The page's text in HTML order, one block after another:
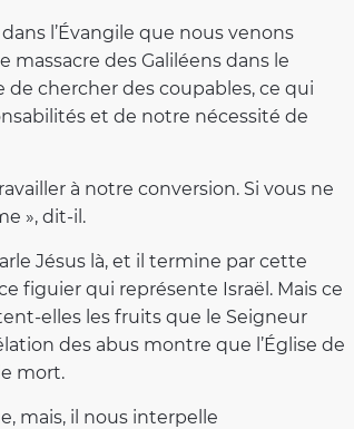
l’Évangile que nous venons
massacre des Galiléens dans le
chercher des coupables, ce qui
et de notre nécessité de
à notre conversion. Si vous ne
», dit-il.
Jésus là, et il termine par cette
figuier qui représente Israël. Mais ce
elles les fruits que le Seigneur
des abus montre que l’Église de
mort.
mais, il nous interpelle